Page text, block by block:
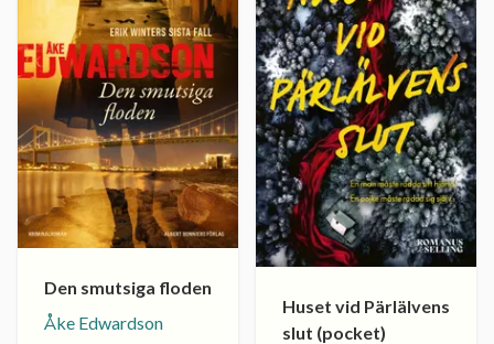
Den smutsiga floden
Åke Edwardson
Huset vid Pärlälvens
slut (pocket)